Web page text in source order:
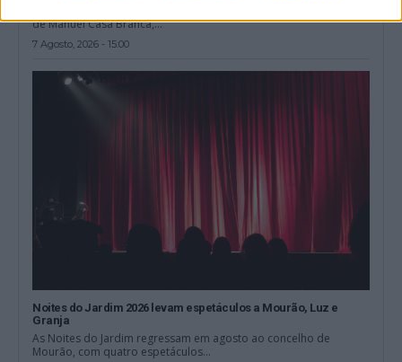
de Manuel Casa Branca,...
7 Agosto, 2026 - 15:00
Noites do Jardim 2026 levam espetáculos a Mourão, Luz e
Granja
As Noites do Jardim regressam em agosto ao concelho de
Mourão, com quatro espetáculos...